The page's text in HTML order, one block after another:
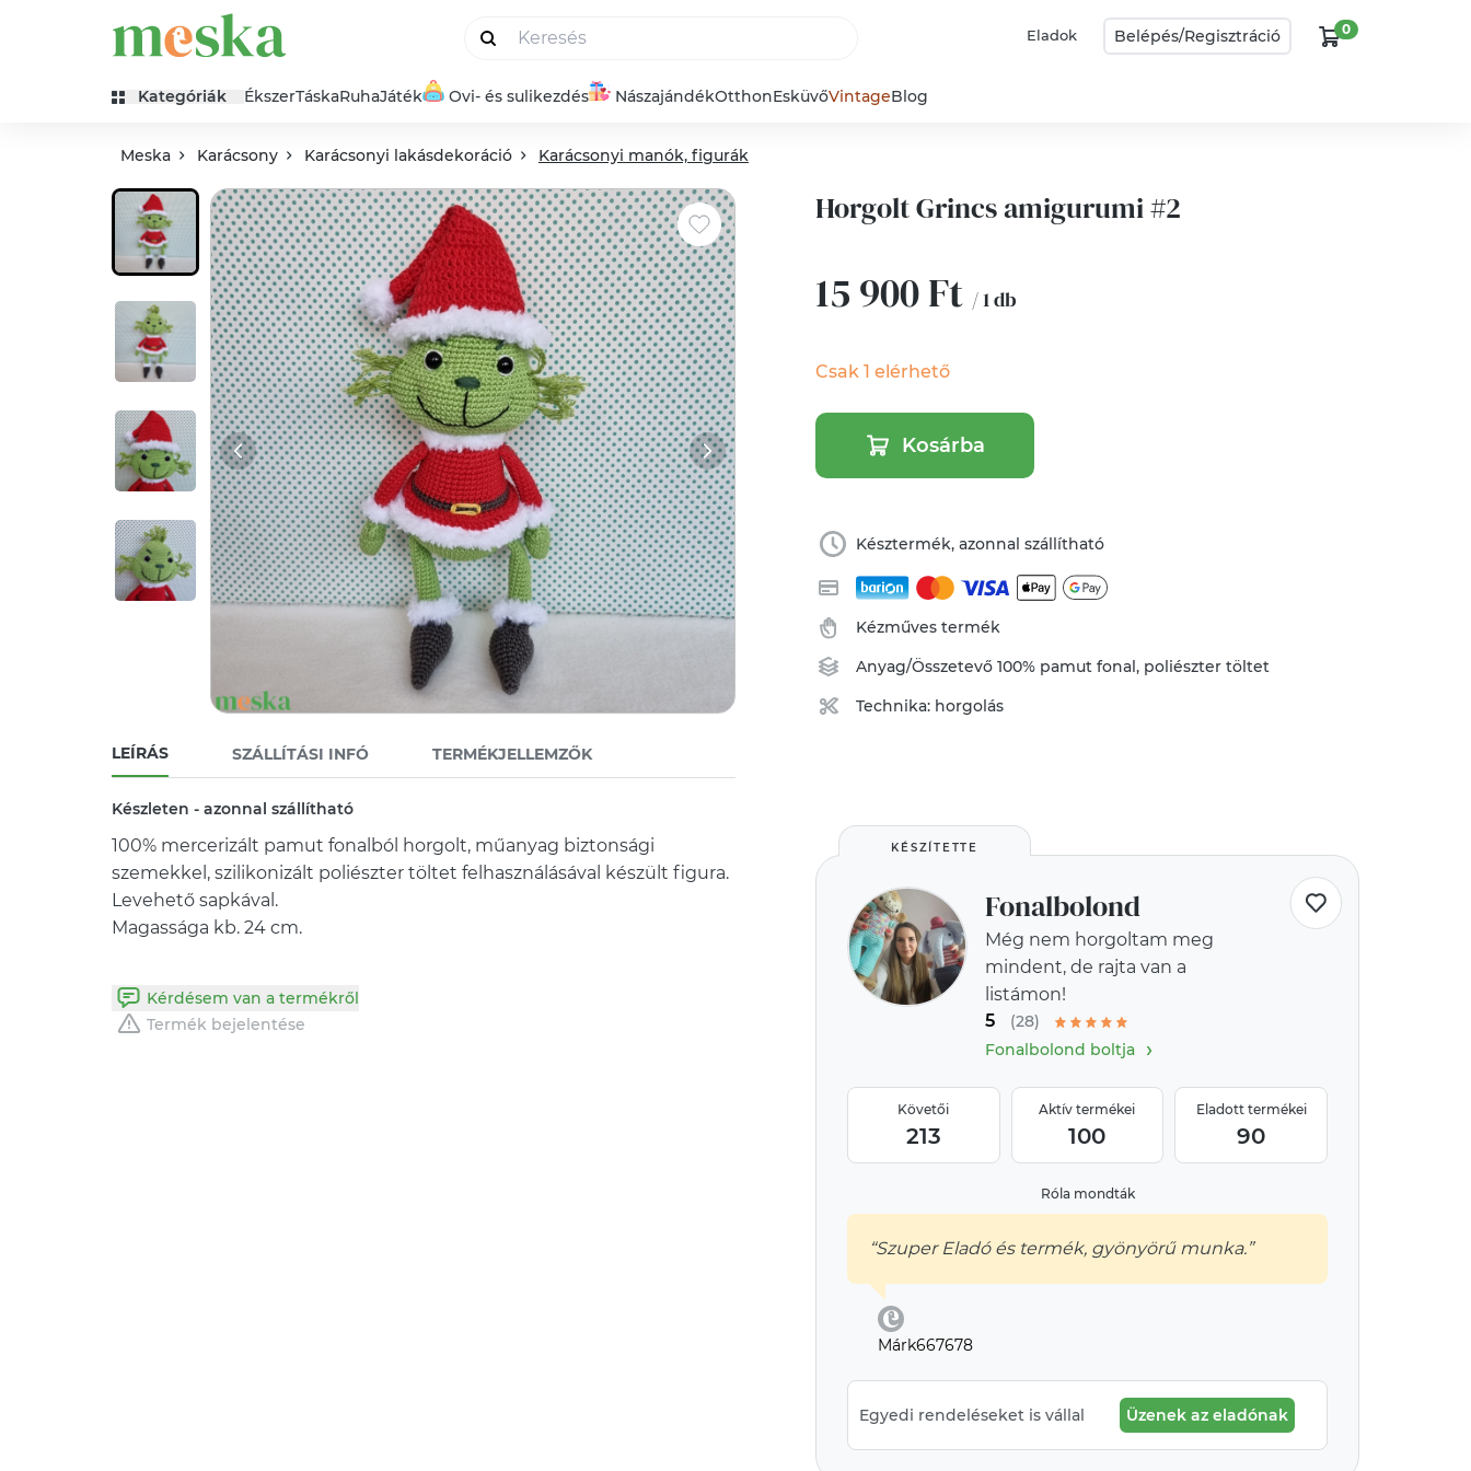
Eladok Belépés/Regisztráció 0
Kategóriák ÉkszerTáskaRuhaJáték Ovi- és sulikezdés NászajándékOtthonEsküvőVintageBlog
Meska Karácsony Karácsonyi lakásdekoráció Karácsonyi manók, figurák
LEÍRÁS SZÁLLÍTÁSI INFÓ TERMÉKJELLEMZŐK
Készleten - azonnal szállítható
100% mercerizált pamut fonalból horgolt, műanyag biztonsági
szemekkel, szilikonizált poliészter töltet felhasználásával készült figura.
Levehető sapkával.
Magassága kb. 24 cm.
Kérdésem van a termékről
Termék bejelentése
Horgolt Grincs amigurumi #2
15 900 Ft / 1 db
Csak 1 elérhető
Kosárba
Késztermék, azonnal szállítható
Kézműves termék
Anyag/Összetevő100% pamut fonal, poliészter töltet
Technika: horgolás
KÉSZÍTETTE
Fonalbolond
Még nem horgoltam meg
mindent, de rajta van a
listámon!
5
(28)
Fonalbolond boltja
›
Követői
213
Aktív termékei
100
Eladott termékei
90
Róla mondták
“Szuper Eladó és termék, gyönyörű munka.”
Márk667678
Egyedi rendeléseket is vállal Üzenek az eladónak